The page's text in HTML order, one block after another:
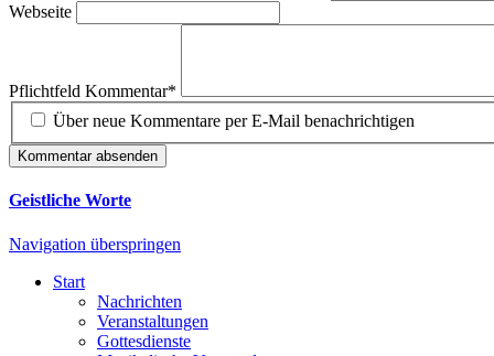
Webseite
Pflichtfeld Kommentar*
Über neue Kommentare per E-Mail benachrichtigen
Kommentar absenden
Geistliche Worte
Navigation überspringen
Start
Nachrichten
Veranstaltungen
Gottesdienste